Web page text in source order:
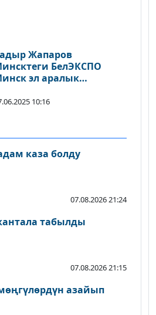
Жапаров
БелЭКСПО
эл аралык
10:16
каза болду
07.08.2026 21:24
табылды
07.08.2026 21:15
азайып